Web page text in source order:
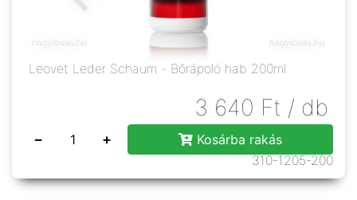
Leovet Leder Schaum - Bőrápoló hab 200ml
3 640 Ft / db
− +
Kosárba rakás
310-1205-200